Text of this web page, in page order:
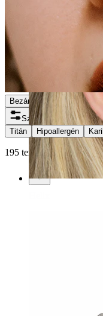
Bezár
Szűrők
Titán
Hipoallergén
195 terméket találtunk